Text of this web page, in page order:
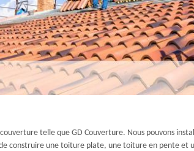
telle que GD Couverture. Nous pouvons
construire une toiture plate, une toiture en pente et